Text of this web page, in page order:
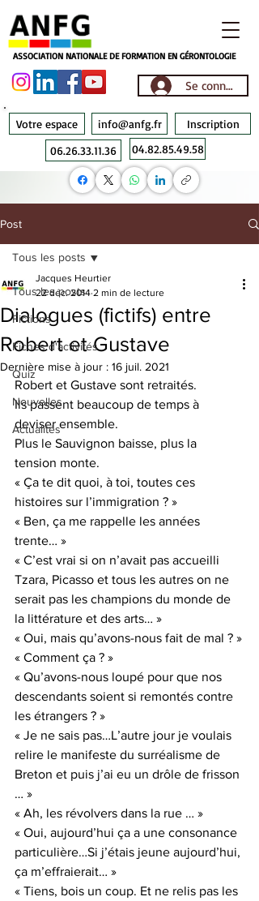
ASSOCIATION NATIONALE DE FORMATION EN GÉRONTOLOGIE
Se connecter
Votre espace info@anfg.fr
Inscription
06.26.33.11.36
04.82.85.49.58
Post
Tous les posts
Fictions
Fiches d'activités
Quiz
Nouvelles
Actualités
Tous les posts
Dialogues (fictifs) entre
Robert et Gustave
Jacques Heurtier
22 déc. 2014 2 min de lecture
Dernière mise à jour : 16 juil. 2021
Robert et Gustave sont retraités.
Ils passent beaucoup de temps à
deviser ensemble.
Plus le Sauvignon baisse, plus la
tension monte.
« Ça te dit quoi, à toi, toutes ces
histoires sur l’immigration ? »
« Ben, ça me rappelle les années
trente… »
« C’est vrai si on n’avait pas accueilli
Tzara, Picasso et tous les autres on ne
serait pas les champions du monde de
la littérature et des arts… »
« Oui, mais qu’avons-nous fait de mal ? »
« Comment ça ? »
« Qu’avons-nous loupé pour que nos
descendants soient si remontés contre
les étrangers ? »
« Je ne sais pas…L’autre jour je voulais
relire le manifeste du surréalisme de
Breton et puis j’ai eu un drôle de frisson
… »
« Ah, les révolvers dans la rue … »
« Oui, aujourd’hui ça a une consonance
particulière…Si j’étais jeune aujourd’hui,
ça m’effraierait… »
« Tiens, bois un coup. Et ne relis pas les